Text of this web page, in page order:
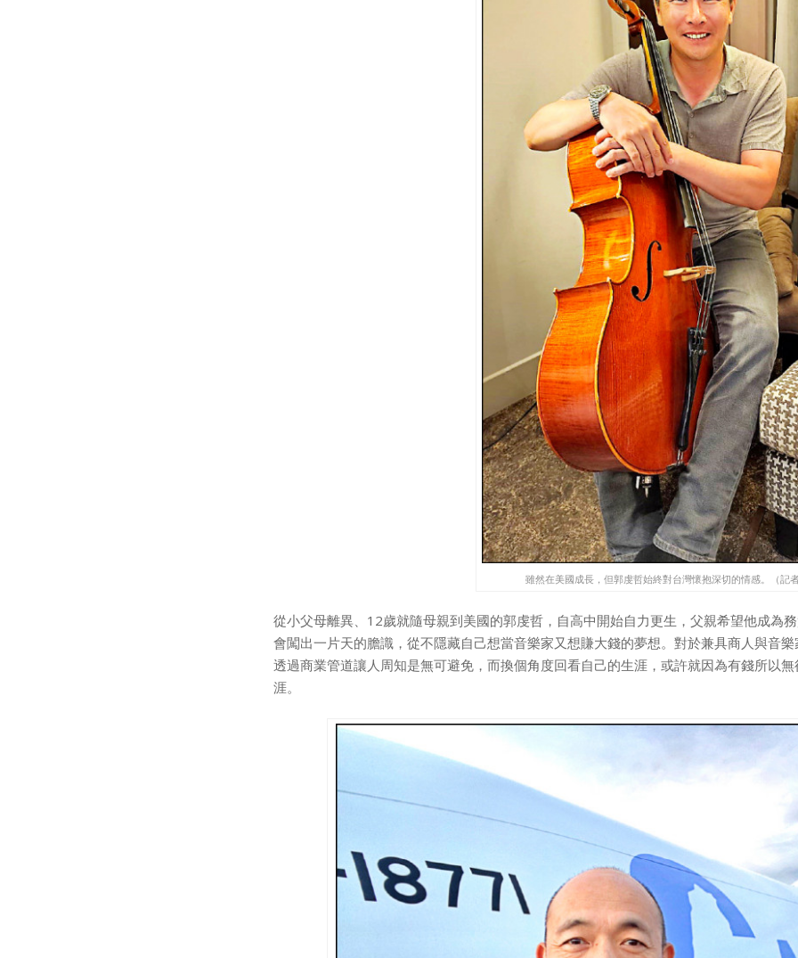
雖然在美國成長，但郭虔哲始終對台灣懷抱深切的情感。（記
從小父母離異、12歲就隨母親到美國的郭虔哲，自高中開始自力更生，父親希望他成為
會闖出一片天的膽識，從不隱藏自己想當音樂家又想賺大錢的夢想。對於兼具商人與音
透過商業管道讓人周知是無可避免，而換個角度回看自己的生涯，或許就因為有錢所以
涯。